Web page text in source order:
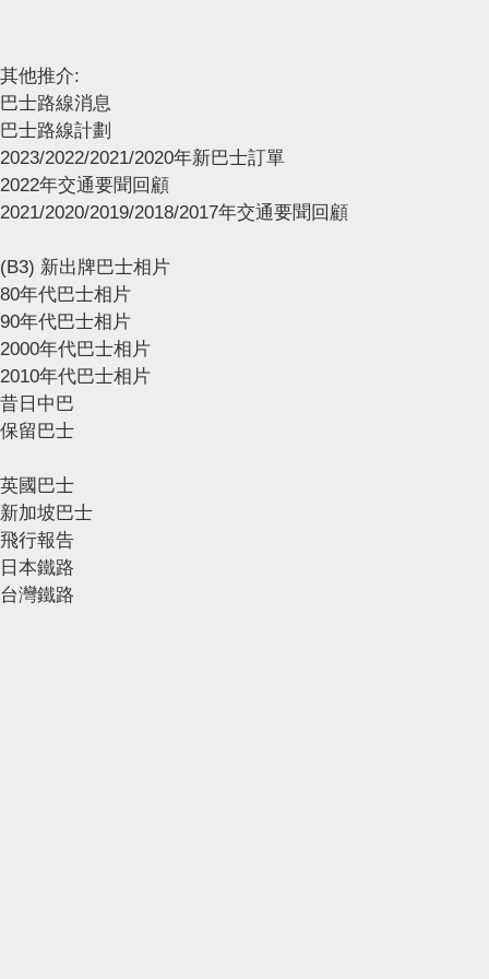
其他推介:
巴士路線消息
巴士路線計劃
2023/2022/2021/2020年新巴士訂單
2022年交通要聞回顧
2021/2020/2019/2018/2017年交通要聞回顧
(B3) 新出牌巴士相片
80年代巴士相片
90年代巴士相片
2000年代巴士相片
2010年代巴士相片
昔日中巴
保留巴士
英國巴士
新加坡巴士
飛行報告
日本鐵路
台灣鐵路